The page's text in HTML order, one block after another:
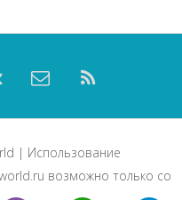
| Использование
возможно только со